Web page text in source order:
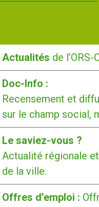
Actualités de
Doc-Info :
Recensement et
sur le champ social,
Le saviez-vous ?
Actualité régionale
de la ville.
Offres d’emploi :